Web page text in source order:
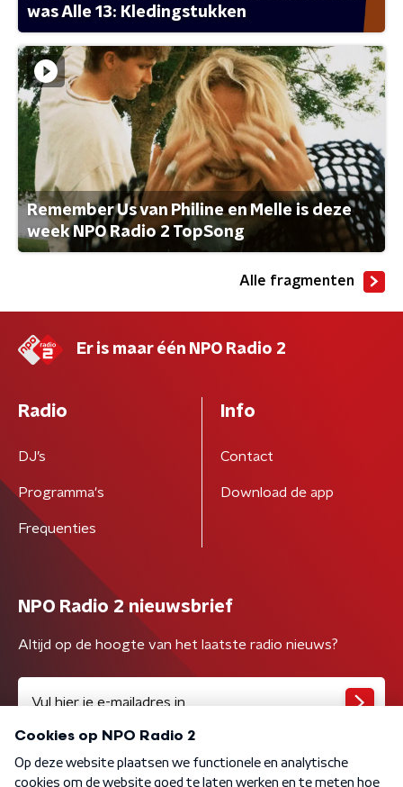
was Alle 13: Kledingstukken
Remember Us van Philine en Melle is deze
week NPO Radio 2 TopSong
Alle fragmenten
Er is maar één NPO Radio 2
Radio
DJ’s
Programma's
Frequenties
Info
Contact
Download de app
NPO Radio 2 nieuwsbrief
Altijd op de hoogte van het laatste radio nieuws?